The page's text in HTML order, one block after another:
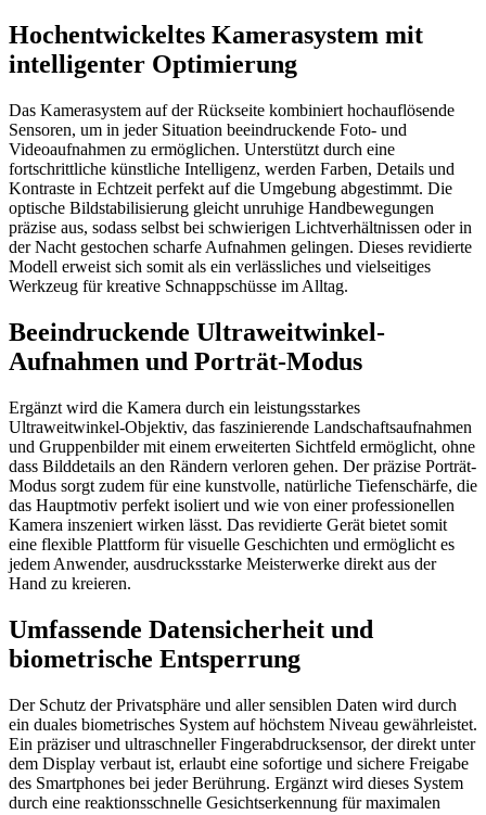
Hochentwickeltes Kamerasystem mit
intelligenter Optimierung
Das Kamerasystem auf der Rückseite kombiniert hochauflösende
Sensoren, um in jeder Situation beeindruckende Foto- und
Videoaufnahmen zu ermöglichen. Unterstützt durch eine
fortschrittliche künstliche Intelligenz, werden Farben, Details und
Kontraste in Echtzeit perfekt auf die Umgebung abgestimmt. Die
optische Bildstabilisierung gleicht unruhige Handbewegungen
präzise aus, sodass selbst bei schwierigen Lichtverhältnissen oder in
der Nacht gestochen scharfe Aufnahmen gelingen. Dieses revidierte
Modell erweist sich somit als ein verlässliches und vielseitiges
Werkzeug für kreative Schnappschüsse im Alltag.
Beeindruckende Ultraweitwinkel-
Aufnahmen und Porträt-Modus
Ergänzt wird die Kamera durch ein leistungsstarkes
Ultraweitwinkel-Objektiv, das faszinierende Landschaftsaufnahmen
und Gruppenbilder mit einem erweiterten Sichtfeld ermöglicht, ohne
dass Bilddetails an den Rändern verloren gehen. Der präzise Porträt-
Modus sorgt zudem für eine kunstvolle, natürliche Tiefenschärfe, die
das Hauptmotiv perfekt isoliert und wie von einer professionellen
Kamera inszeniert wirken lässt. Das revidierte Gerät bietet somit
eine flexible Plattform für visuelle Geschichten und ermöglicht es
jedem Anwender, ausdrucksstarke Meisterwerke direkt aus der
Hand zu kreieren.
Umfassende Datensicherheit und
biometrische Entsperrung
Der Schutz der Privatsphäre und aller sensiblen Daten wird durch
ein duales biometrisches System auf höchstem Niveau gewährleistet.
Ein präziser und ultraschneller Fingerabdrucksensor, der direkt unter
dem Display verbaut ist, erlaubt eine sofortige und sichere Freigabe
des Smartphones bei jeder Berührung. Ergänzt wird dieses System
durch eine reaktionsschnelle Gesichtserkennung für maximalen